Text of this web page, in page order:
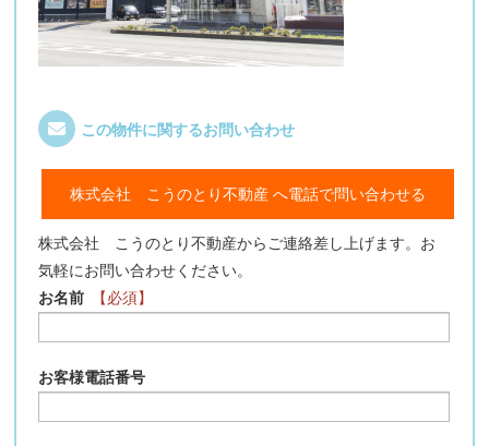
この物件に関するお問い合わせ
株式会社 こうのとり不動産 へ電話で問い合わせる
株式会社 こうのとり不動産からご連絡差し上げます。お
気軽にお問い合わせください。
お名前
【必須】
お客様電話番号